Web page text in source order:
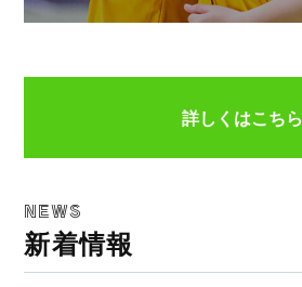
詳しくはこちら
NEWS
新着情報